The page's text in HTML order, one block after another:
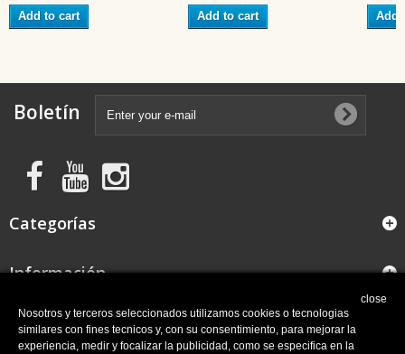
Add to cart Add to cart Add
Boletín
Categorías
Información
close
Nosotros y terceros seleccionados utilizamos cookies o tecnologias
similares con fines tecnicos y, con su consentimiento, para mejorar la
experiencia, medir y focalizar la publicidad, como se especifica en la